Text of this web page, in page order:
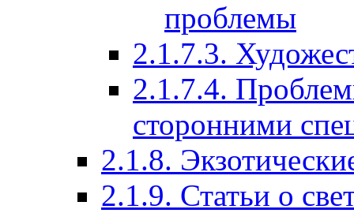
проблемы
2.1.7.3.
2.1.7.4.
сторонними
2.1.8.
2.1.9. Статьи о